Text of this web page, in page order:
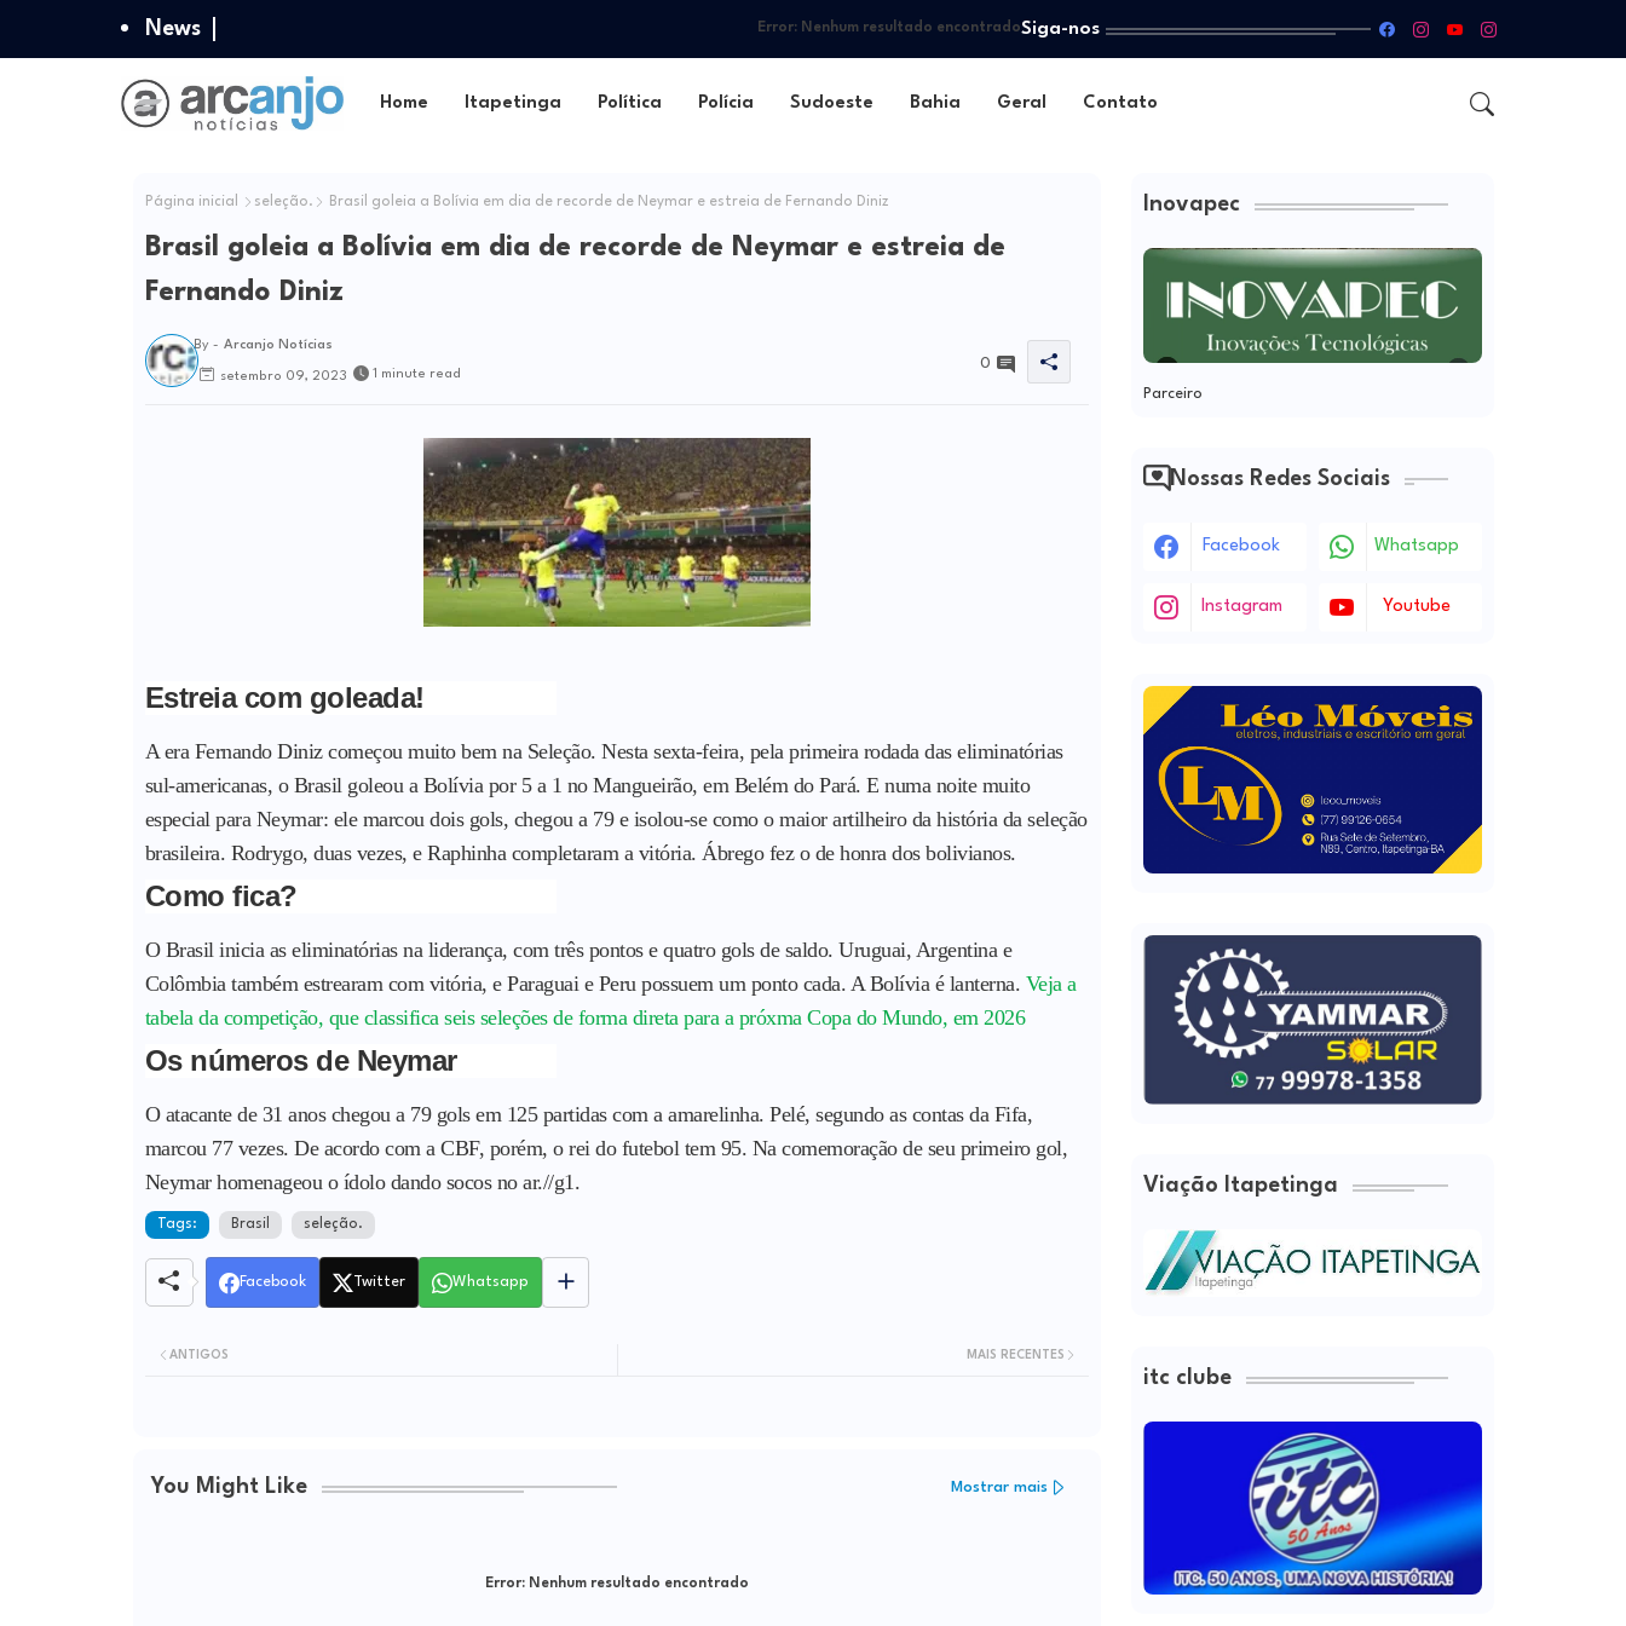
News Error:Nenhum resultado encontradoSiga-nos
Home Itapetinga Política Polícia Sudoeste Bahia Geral Contato
Página inicial seleção. Brasil goleia a Bolívia em dia de recorde de Neymar e estreia de Fernando Diniz
Brasil goleia a Bolívia em dia de recorde de Neymar e estreia de
Fernando Diniz
By - Arcanjo Notícias
setembro 09, 2023 1 minute read
0
Estreia com goleada!
A era Fernando Diniz começou muito bem na Seleção. Nesta sexta-feira, pela primeira rodada das eliminatórias
sul-americanas, o Brasil goleou a Bolívia por 5 a 1 no Mangueirão, em Belém do Pará. E numa noite muito
especial para Neymar: ele marcou dois gols, chegou a 79 e isolou-se como o maior artilheiro da história da seleção
brasileira. Rodrygo, duas vezes, e Raphinha completaram a vitória. Ábrego fez o de honra dos bolivianos.
Como fica?
O Brasil inicia as eliminatórias na liderança, com três pontos e quatro gols de saldo. Uruguai, Argentina e
Colômbia também estrearam com vitória, e Paraguai e Peru possuem um ponto cada. A Bolívia é lanterna. Veja a
tabela da competição, que classifica seis seleções de forma direta para a próxma Copa do Mundo, em 2026
Os números de Neymar
O atacante de 31 anos chegou a 79 gols em 125 partidas com a amarelinha. Pelé, segundo as contas da Fifa,
marcou 77 vezes. De acordo com a CBF, porém, o rei do futebol tem 95. Na comemoração de seu primeiro gol,
Neymar homenageou o ídolo dando socos no ar.//g1.
Tags: Brasil seleção.
Facebook Twitter Whatsapp
MAIS RECENTES
ANTIGOS
You Might Like Mostrar mais
Error:Nenhum resultado encontrado
Inovapec
Parceiro
Nossas Redes Sociais
Facebook Whatsapp
Instagram Youtube
Viação Itapetinga
itc clube